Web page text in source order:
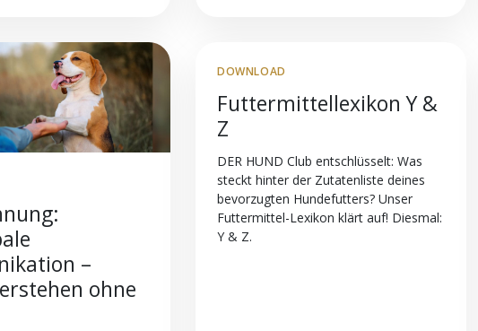
–
ohne
DOWNLOAD
Futtermittellexikon Y &
Z
DER HUND Club entschlüsselt: Was
steckt hinter der Zutatenliste deines
bevorzugten Hundefutters? Unser
Futtermittel-Lexikon klärt auf! Diesmal:
Y & Z.